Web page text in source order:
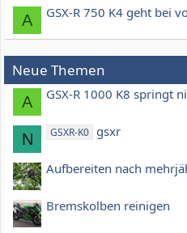
A GSX-R 750 K4 geht bei
Neue Themen
A GSX-R 1000 K8 springt
N GSXR-K0 gsxr
Aufbereiten nach
Bremskolben reinigen